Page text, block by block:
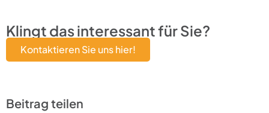
Klingt das interessant für Sie?
Kontaktieren Sie uns hier!
Beitrag teilen